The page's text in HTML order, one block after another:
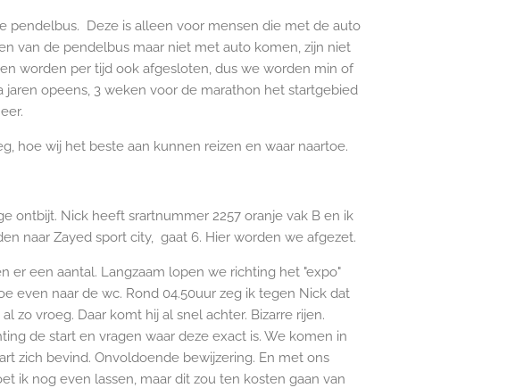
pendelbus. Deze is alleen voor mensen die met de auto
van de pendelbus maar niet met auto komen, zijn niet
worden per tijd ook afgesloten, dus we worden min of
opeens, 3 weken voor de marathon het startgebied
hoe wij het beste aan kunnen reizen en waar naartoe.
ontbijt. Nick heeft srartnummer 2257 oranje vak B en ik
naar Zayed sport city, gaat 6. Hier worden we afgezet.
er een aantal. Langzaam lopen we richting het "expo"
even naar de wc. Rond 04.50uur zeg ik tegen Nick dat
vroeg. Daar komt hij al snel achter. Bizarre rijen.
de start en vragen waar deze exact is. We komen in
zich bevind. Onvoldoende bewijzering. En met ons
ik nog even lassen, maar dit zou ten kosten gaan van